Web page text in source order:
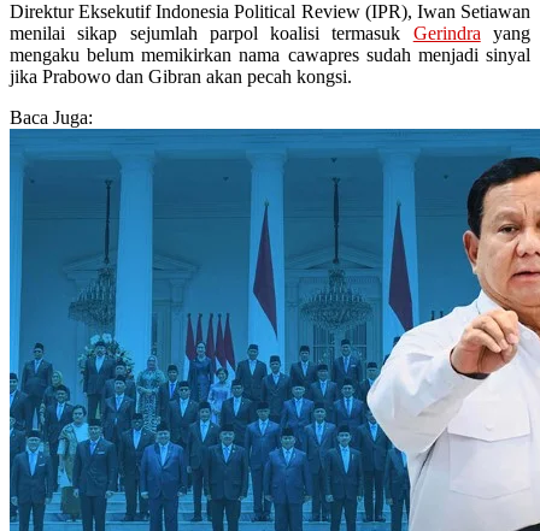
Direktur Eksekutif Indonesia Political Review (IPR), Iwan Setiawan
menilai sikap sejumlah parpol koalisi termasuk Gerindra yang
mengaku belum memikirkan nama cawapres sudah menjadi sinyal
jika Prabowo dan Gibran akan pecah kongsi.
Baca Juga: